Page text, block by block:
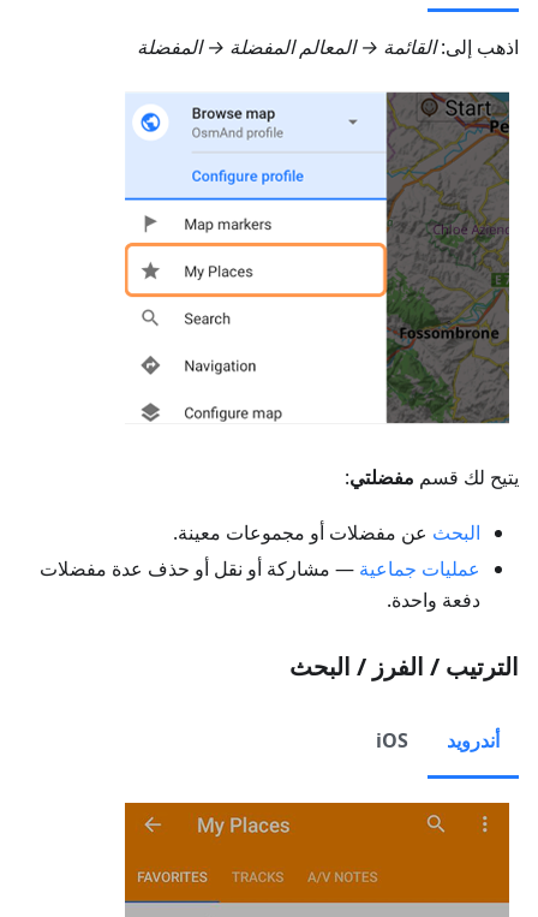
اذهب إلى:القائمة → المعالم المفضلة → المفضلة
يتيح لك قسم مفضلتي:
البحث عن مفضلات أو مجموعات معينة.
عمليات جماعية — مشاركة أو نقل أو حذف عدة مفضلات
دفعة واحدة.
الترتيب / الفرز / البحث
أندرويد iOS